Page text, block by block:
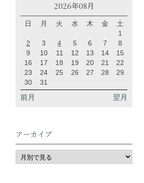
2026年08月
日 月 火 水 木 金
土
1
2
3 4 5 6 7
8
9
10 11 12 13 14
15
16
17 18 19 20 21
22
23
24 25 26 27 28
29
30
31
前月 翌月
アーカイブ